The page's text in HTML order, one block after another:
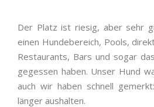
Der Platz ist riesig, aber sehr
einen Hundebereich, Pools,
Restaurants, Bars und sogar
gegessen haben. Unser Hund
auch wir haben schnell
länger aushalten.